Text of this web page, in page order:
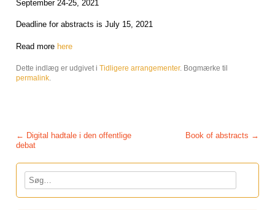
September 24-25, 2021
Deadline for abstracts is July 15, 2021
Read more here
Dette indlæg er udgivet i Tidligere arrangementer. Bogmærke til
permalink.
Post navigation Book of abstracts →
← Digital hadtale i den offentlige
debat
Søg